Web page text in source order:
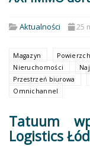
Aktualności 25
Magazyn
Nieruchomości
Przestrzeń biurowa
Omnichannel
Tatuum
Logistics